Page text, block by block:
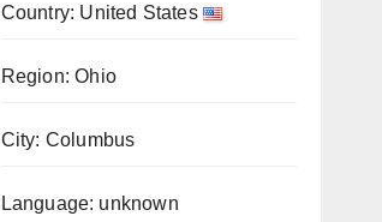
Country: United States
Region: Ohio
City: Columbus
Language: unknown